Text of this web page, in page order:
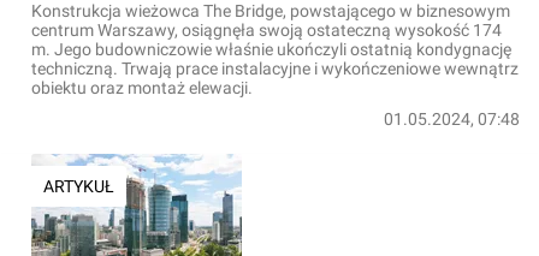
Konstrukcja wieżowca The Bridge, powstającego w biznesowym
centrum Warszawy, osiągnęła swoją ostateczną wysokość 174
m. Jego budowniczowie właśnie ukończyli ostatnią kondygnację
techniczną. Trwają prace instalacyjne i wykończeniowe wewnątrz
obiektu oraz montaż elewacji.
01.05.2024, 07:48
ARTYKUŁ